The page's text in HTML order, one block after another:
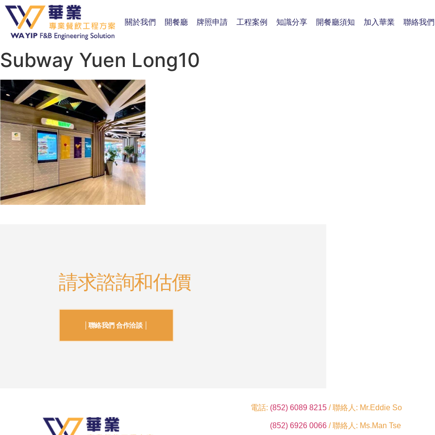
關於我們 開餐廳 牌照申請 工程案例 知識分享 開餐廳須知 加入華業 聯絡我們
Subway Yuen Long10
請求諮詢和估價
│聯絡我們 合作洽談 │
電話: (852) 6089 8215 / 聯絡人: Mr.Eddie So
(852) 6926 0066/ 聯絡人: Ms.Man Tse